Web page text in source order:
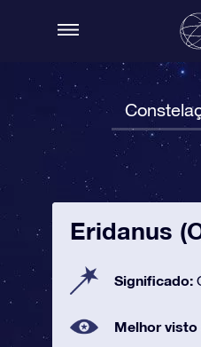
Eridanus
Significado:
Melhor visto